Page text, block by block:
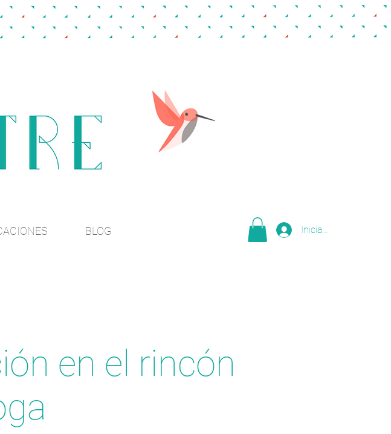
BLOG Iniciar sesión
en el rincón